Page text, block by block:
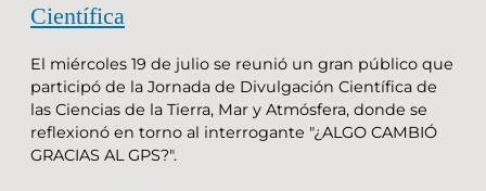
Científica
El miércoles 19 de julio se reunió un gran público que
participó de la Jornada de Divulgación Científica de
las Ciencias de la Tierra, Mar y Atmósfera, donde se
reflexionó en torno al interrogante "¿ALGO CAMBIÓ
GRACIAS AL GPS?".